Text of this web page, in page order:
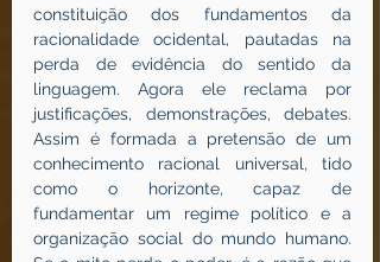
constituição dos fundamentos da
racionalidade ocidental, pautadas na
perda de evidência do sentido da
linguagem. Agora ele reclama por
justificações, demonstrações, debates.
Assim é formada a pretensão de um
conhecimento racional universal, tido
como o horizonte, capaz de
fundamentar um regime político e a
organização social do mundo humano.